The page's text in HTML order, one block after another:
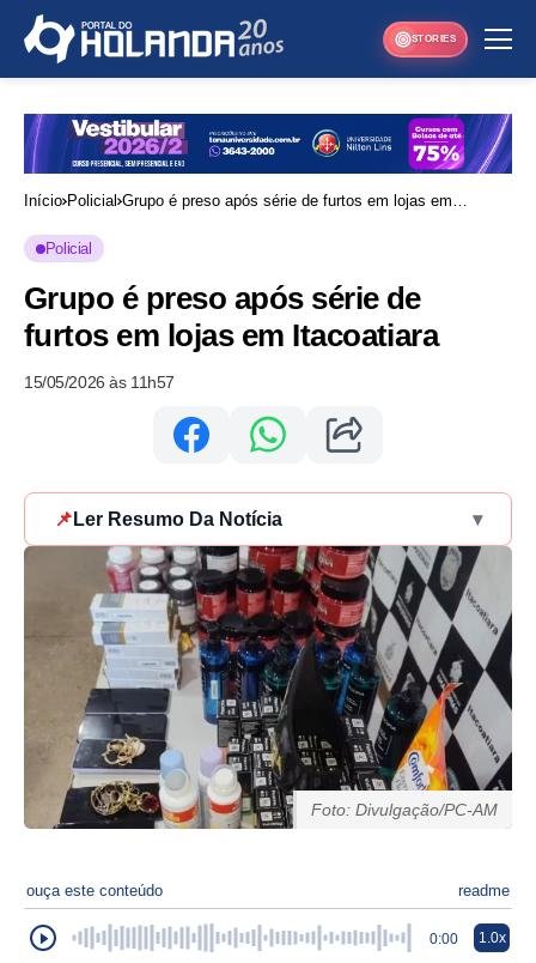
STORIES
Início Policial Grupo é preso após série de furtos em lojas em
Policial
Grupo é preso após série de
furtos em lojas em Itacoatiara
15/05/2026 às 11h57
📌 Ler Resumo Da Notícia ▾
Foto: Divulgação/PC-AM
ouça este conteúdo readme
0:00 1.0x